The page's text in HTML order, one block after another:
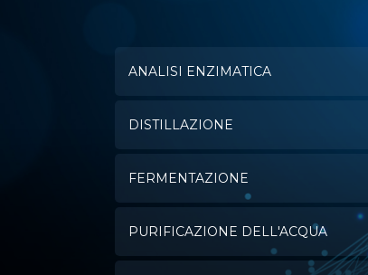
ANALISI ENZIMATICA
DISTILLAZIONE
FERMENTAZIONE
PURIFICAZIONE DELL'ACQUA